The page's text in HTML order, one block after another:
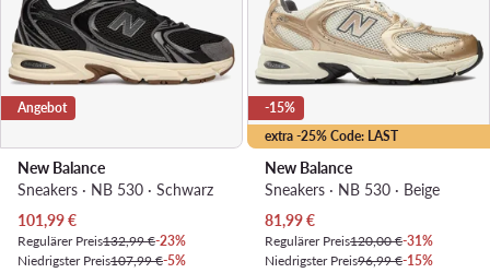
Angebot
New Balance
Sneakers · NB 530 · Schwarz
Aktueller Preis
101,99€
Regulärer Preis132,99 €-23%
Niedrigster Preis107,99 €-5%
extra -25% Code: LAST
-15%
New Balance
Sneakers · NB 530 · Beige
Aktueller Preis
81,99€
Regulärer Preis120,00 €-31%
Niedrigster Preis96,99 €-15%